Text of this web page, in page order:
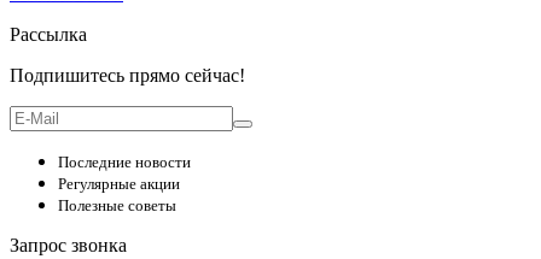
Рассылка
Подпишитесь прямо сейчас!
Последние новости
Регулярные акции
Полезные советы
Запрос звонка